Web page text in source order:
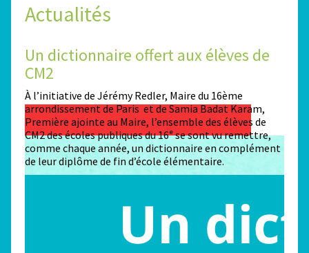
Actualités
Un dictionnaire offert aux élèves de
CM2
À l’initiative de Jérémy Redler, Maire du 16ème
arrondissement de Paris et de Samia Badat Karam,
Première ajointe au Maire, l’ensemble des élèves de
CM2 des écoles publiques du 16ᵉ se sont vu remettre,
comme chaque année, un dictionnaire en complément
de leur diplôme de fin d’école élémentaire.